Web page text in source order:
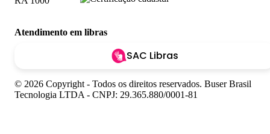
Atendimento em libras
SAC Libras
© 2026 Copyright - Todos os direitos reservados. Buser Brasil
Tecnologia LTDA - CNPJ: 29.365.880/0001-81